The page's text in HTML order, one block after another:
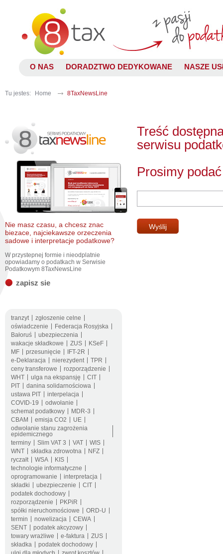
O NAS DORADZTWO DEDYKOWANE NASZE
Tu jestes: Home 8TaxNewsLine
Nie masz czasu, a chcesz znac
biezace, najciekawsze orzeczenia
sadowe i interpretacje podatkowe?
W przystepnej formie i nieodplatnie
opowiadamy o podatkach w Serwisie
Podatkowym 8TaxNewsLine
zapisz sie
tranzyt
zgłoszenie celne
oświadczenie
Federacja Rosyjska
Bałoruś
ubezpieczenia
wakacje składkowe
ZUS
KSeF
MF
przesunięcie
IFT-2R
e-Deklaracja
nierezydent
TPR
ceny transferowe
rozporządzenie
WHT
ulga na ekspansję
CIT
PIT
danina solidarnościowa
ustawa PIT
interpelacja
COVID-19
odwołanie
schemat podatkowy
MDR-3
CBAM
emisja CO2
UE
odwołanie stanu zagrożenia
epidemicznego
terminy
Slim VAT 3 VAT
WIS
WNT
składka zdrowotna
NFZ
ryczałt
WSA
KIS
technologie informatyczne
oprogramowanie
interpretacja
składki
ubezpieczenie
CIT
podatek dochodowy
rozporządzenie
PKPiR
spółki nieruchomościowe
ORD-U
termin
nowelizacja
CEWA
SENT
podatek akcyzowy
towary wrażliwe
e-faktura
ZUS
składka
podatek dochodowy
Treść
serwisu
Prosimy